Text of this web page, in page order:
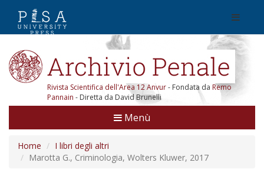
Rivista Scientifica dell'Area 12 Anvur- Fondata da Remo
Pannain - Diretta da David Brunelli
Menù
Home
I libri degli altri
Marotta G., Criminologia, Wolters Kluwer, 2017